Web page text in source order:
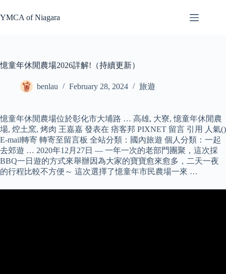
to
content
YMCA of Niagara
憶童年休閒農場2026詳解!（持續更新）
benlau February 28, 2024 旅遊
憶童年休閒農場位於彰化市大埔路 … 高雄, 大寮, 憶童年休閒農
場, 焢土窯, 烤肉 王嘉嘉 發表在 痞客邦 PIXNET 留言 引用 人氣()
E-mail轉寄 轉寄至留言板 全站分類：國內旅遊 個人分類：一起
去郊遊 … 2020年12月27日 — 一年一次的老部門團聚，這次採
BBQ一日遊的方式來舉辦因為大家的寶寶愈來愈多，二天一夜
的行程比較不方便～ 這次選擇了憶童年市民農場一來 …